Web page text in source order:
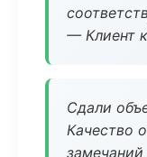
— Клиент
Сдали
Качество